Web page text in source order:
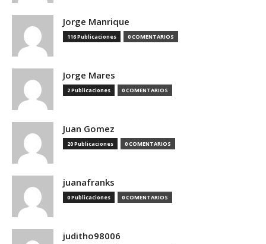
Jorge Manrique
116 Publicaciones 0 COMENTARIOS
Jorge Mares
2 Publicaciones 0 COMENTARIOS
Juan Gomez
20 Publicaciones 0 COMENTARIOS
juanafranks
0 Publicaciones 0 COMENTARIOS
juditho98006